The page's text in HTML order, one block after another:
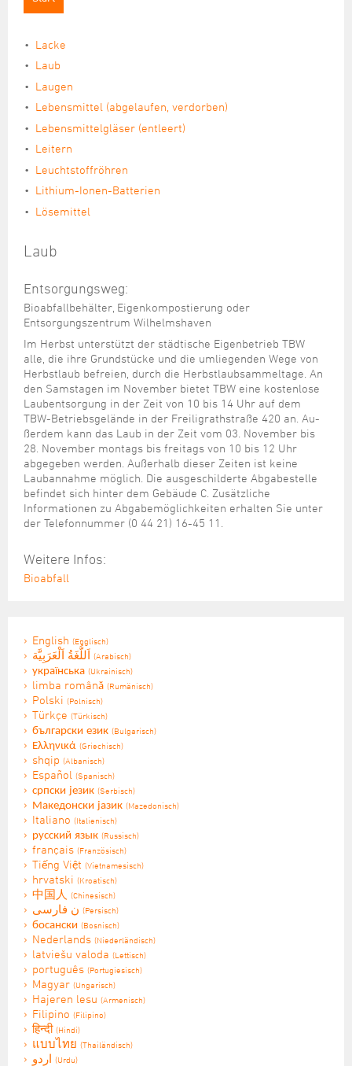
Bioabfall
Gelbe Tonne
Altpapier/Altglas/Altkleider
Elektroschrott
Schadstoffe / Schadstoffsammlung
Rote Tonne (Toner-Kartuschen)
Rückstausicherung
Straßenunterhaltung
Straßenneubau
Straßenbeleuchtung
Friedhöfe
Übersicht
Baumgräber
Seefrieden
Urnengemeinschaft
Stadtgärtnerei
Serviceleistungen
Historie
Unternehmenspolitik
Lacke
Laub
Laugen
Lebensmittel (abgelaufen, verdorben)
Lebensmittelgläser (entleert)
Leitern
Leuchtstoffröhren
Lithium-Ionen-Batterien
Lösemittel
Laub
Entsorgungsweg:
Bioabfallbehälter, Eigenkompostierung oder
Entsorgungszentrum Wilhelmshaven
Im Herbst unterstützt der städtische Eigenbetrieb TBW
alle, die ihre Grundstücke und die umliegenden Wege von
Herbstlaub befreien, durch die Herbstlaubsammeltage. An
den Samstagen im November bietet TBW eine kostenlose
Laubentsorgung in der Zeit von 10 bis 14 Uhr auf dem
TBW-Betriebsgelände in der Freiligrathstraße 420 an. Au-
ßerdem kann das Laub in der Zeit vom 03. November bis
28. November montags bis freitags von 10 bis 12 Uhr
abgegeben werden. Außerhalb dieser Zeiten ist keine
Laubannahme möglich. Die ausgeschilderte Abgabestelle
befindet sich hinter dem Gebäude C. Zusätzliche
Informationen zu Abgabemöglichkeiten erhalten Sie unter
der Telefonnummer (0 44 21) 16-45 11.
Weitere Infos:
Bioabfall
English (Englisch)
(Arabisch)
українська (Ukrainisch)
limba română (Rumänisch)
Polski (Polnisch)
Türkçe (Türkisch)
български език (Bulgarisch)
Ελληνικά (Griechisch)
shqip (Albanisch)
Español (Spanisch)
српски језик (Serbisch)
Македонски јазик (Mazedonisch)
Italiano (Italienisch)
русский язык (Russisch)
français (Französisch)
Tiếng Việt (Vietnamesisch)
hrvatski (Kroatisch)
中国人 (Chinesisch)
(Persisch)
босански (Bosnisch)
Nederlands (Niederländisch)
latviešu valoda (Lettisch)
português (Portugiesisch)
Magyar (Ungarisch)
Hajeren lesu (Armenisch)
Filipino (Filipino)
हिन्दी (Hindi)
แบบไทย (Thailändisch)
(Urdu)